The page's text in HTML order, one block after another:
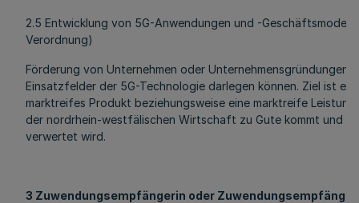
2.5 Entwicklung von 5G-Anwendungen und -
Verordnung)
Förderung von Unternehmen oder Unternehmensgründungen,
Einsatzfelder der 5G-Technologie darlegen können. Ziel ist
marktreifes Produkt beziehungsweise eine marktreife
der nordrhein-westfälischen Wirtschaft zu Gute kommt und
verwertet wird.
3 Zuwendungsempfängerin oder Zuwendungsempfänger